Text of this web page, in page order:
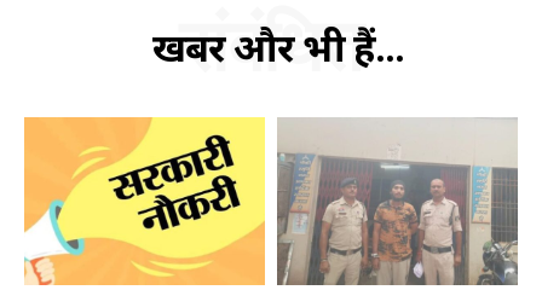
हमसे जुड़े
खबरें और भी हैं...
संबंधित